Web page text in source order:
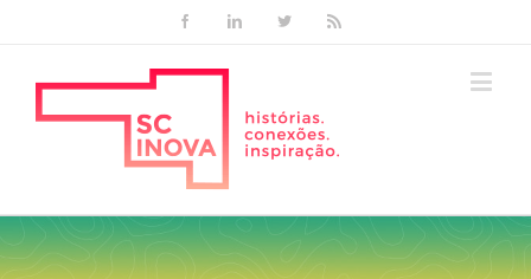
FacebookLinkedinTwitter